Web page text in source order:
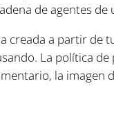
de agentes
creada a partir de
La política
la imagen